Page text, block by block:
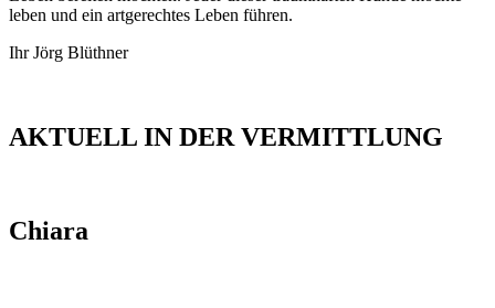
leben und ein artgerechtes Leben führen.
Ihr Jörg Blüthner
AKTUELL IN DER VERMITTLUNG
Chiara